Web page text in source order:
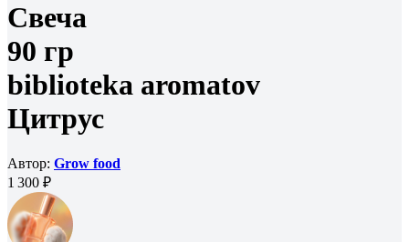
Свеча
90 гр
biblioteka aromatov
Цитрус
Автор: Grow food
1 300 ₽